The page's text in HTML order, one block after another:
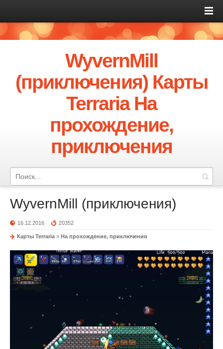
WyvernMill
(приключения) Карты
Terraria На
прохождение,
приключения
WyvernMill (приключения)
16.12.2016 20352
Карты Terraria » На прохождение, приключения